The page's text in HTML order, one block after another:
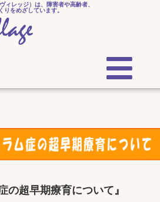
ィレッジ）は、障害者や高齢者、
りをめざしています。
の超早期療育について』